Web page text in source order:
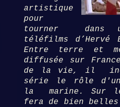
artistique
pour
tourner dans
téléfilms d’Hervé
Entre terre et
diffusée sur
de la vie, il
série le rôle
la marine. Sur
fera de bien belles